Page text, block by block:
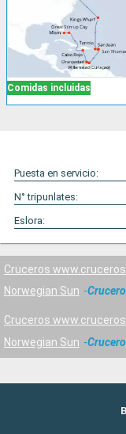
Comidas incluidas
Puesta en servicio:
N° tripunlates:
Eslora:
Cruceros
Norwegian Sun
Cruceros
Norwegian Sun